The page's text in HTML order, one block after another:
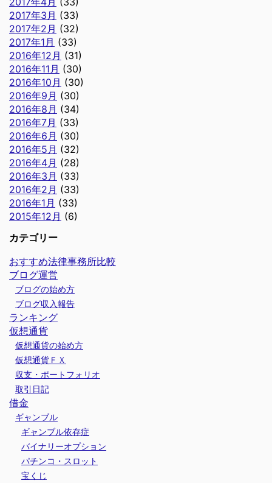
2017年3月 (33)
2017年2月 (32)
2017年1月 (33)
2016年12月 (31)
2016年11月 (30)
2016年10月 (30)
2016年9月 (30)
2016年8月 (34)
2016年7月 (33)
2016年6月 (30)
2016年5月 (32)
2016年4月 (28)
2016年3月 (33)
2016年2月 (33)
2016年1月 (33)
2015年12月 (6)
カテゴリー
おすすめ法律事務所比較
ブログ運営
ブログの始め方
ブログ収入報告
ランキング
仮想通貨
仮想通貨の始め方
仮想通貨ＦＸ
収支・ポートフォリオ
取引日記
借金
ギャンブル
ギャンブル依存症
バイナリーオプション
パチンコ・スロット
宝くじ